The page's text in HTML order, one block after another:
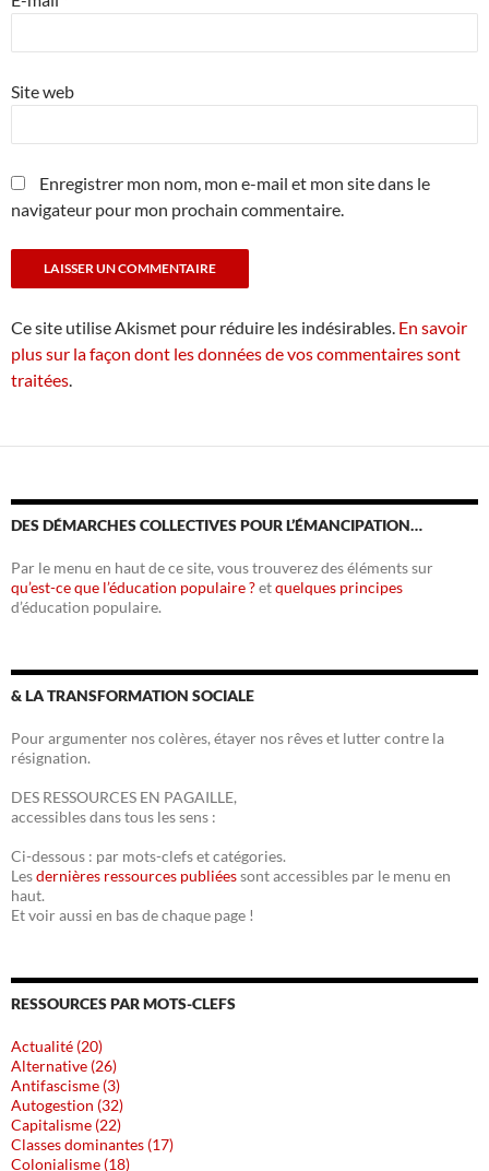
Site web
Enregistrer mon nom, mon e-mail et mon site dans le
navigateur pour mon prochain commentaire.
Ce site utilise Akismet pour réduire les indésirables. En savoir
plus sur la façon dont les données de vos commentaires sont
traitées
DES DÉMARCHES COLLECTIVES POUR L’ÉMANCIPATION…
Par le menu en haut de ce site, vous trouverez des éléments sur
qu’est-ce que l’éducation populaire ?etquelques principes
d’éducation populaire.
& LA TRANSFORMATION SOCIALE
Pour argumenter nos colères, étayer nos rêves et lutter contre la
résignation.
DES RESSOURCES EN PAGAILLE,
accessibles dans tous les sens :
Ci-dessous : par mots-clefs et catégories.
Lesdernières ressources publiéessont accessibles par le menu en
haut.
Et voir aussi en bas de chaque page !
RESSOURCES PAR MOTS-CLEFS
Actualité (20)
Alternative (26)
Antifascisme (3)
Autogestion (32)
Capitalisme (22)
Classes dominantes (17)
Colonialisme (18)